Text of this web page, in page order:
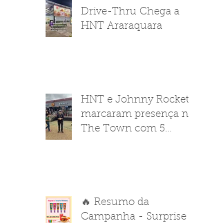
Drive-Thru Chega a
HNT Araraquara
HNT e Johnny Rockets
marcaram presença no
The Town com 5
🔥 Resumo da
Campanha - Surprise